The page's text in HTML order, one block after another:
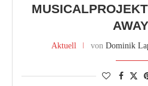
Aktuell von Dominik